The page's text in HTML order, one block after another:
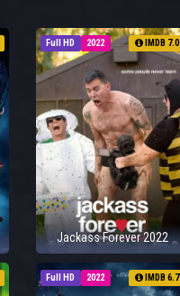
Full HD 2022 IMDB 7.0
Jackass Forever 2022
Full HD 2022 IMDB 6.7